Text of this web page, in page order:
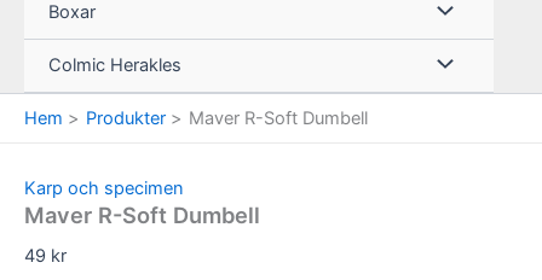
Boxar
Colmic Herakles
Hem Produkter Maver R-Soft Dumbell
Karp och specimen
Maver R-Soft Dumbell
49 kr